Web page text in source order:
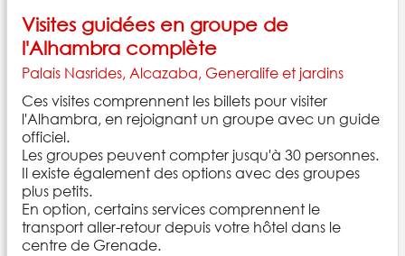
Visites guidées en groupe de
l'Alhambra complète
Palais Nasrides, Alcazaba, Generalife et jardins
Ces visites comprennent les billets pour visiter
l'Alhambra, en rejoignant un groupe avec un guide
officiel.
Les groupes peuvent compter jusqu'à 30 personnes.
Il existe également des options avec des groupes
plus petits.
En option, certains services comprennent le
transport aller-retour depuis votre hôtel dans le
centre de Grenade.